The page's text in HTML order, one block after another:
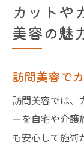
カットや
美容の魅
訪問美容で
訪問美容では、
ーを自宅や介護
も安心して施術